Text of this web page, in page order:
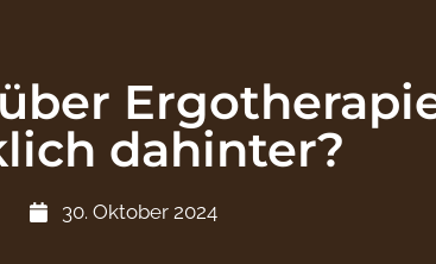
dahinter?
30. Oktober 2024